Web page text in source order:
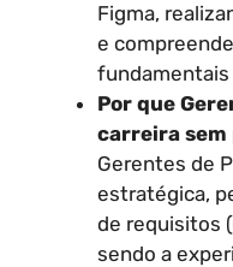
Figma,
e
fundamentais
Por que
carreira sem
Gerentes de
estratégica,
de requisitos
sendo a